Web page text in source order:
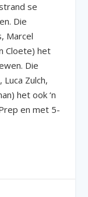
se
Die
Marcel
Cloete) het
Die
Zulch,
het ook ‘n
en met 5-